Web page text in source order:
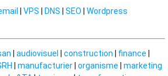
VPS DNS SEO Wordpress
audiovisuel construction finance
manufacturier organisme
marketing